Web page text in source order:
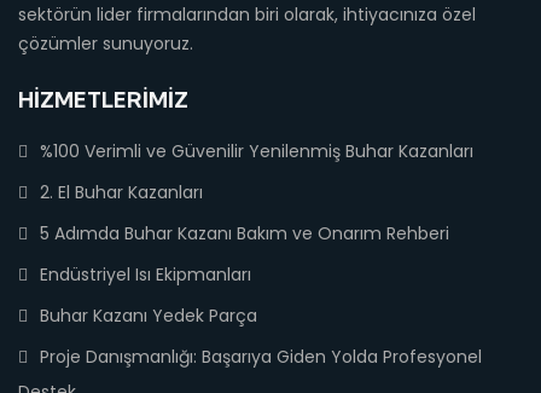
sektörün lider firmalarından biri olarak, ihtiyacınıza özel
çözümler sunuyoruz.
HIZMETLERIMIZ
%100 Verimli ve Güvenilir Yenilenmiş Buhar Kazanları
2. El Buhar Kazanları
5 Adımda Buhar Kazanı Bakım ve Onarım Rehberi
Endüstriyel Isı Ekipmanları
Buhar Kazanı Yedek Parça
Proje Danışmanlığı: Başarıya Giden Yolda Profesyonel